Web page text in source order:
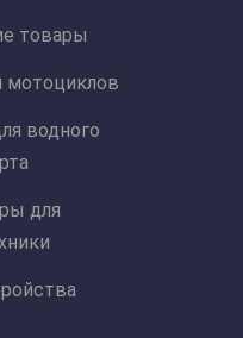
товары
мотоциклов
водного
для